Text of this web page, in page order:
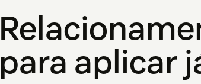
para aplicar